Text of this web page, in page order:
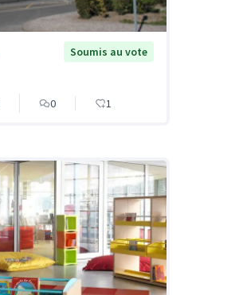
Soumis au vote
0 1